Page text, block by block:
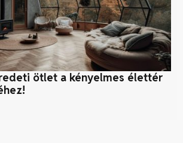
ötlet a kényelmes élettér